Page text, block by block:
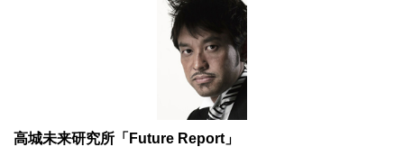
高城未来研究所「Future Report」